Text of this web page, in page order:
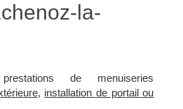
la-
de menuiseries
, installation de portail ou